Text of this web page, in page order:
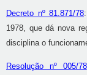
Decreto nº 81.871/78:
1978, que dá nova
disciplina o
Resolução nº 005/78